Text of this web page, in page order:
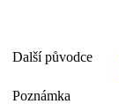
Další původce
Poznámka